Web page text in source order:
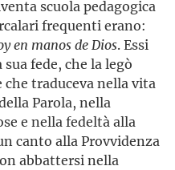
scuola pedagogica
frequenti erano:
en manos de Dios. Essi
fede, che la legò
traduceva nella vita
Parola, nella
e nella fedeltà alla
canto alla Provvidenza
abbattersi nella